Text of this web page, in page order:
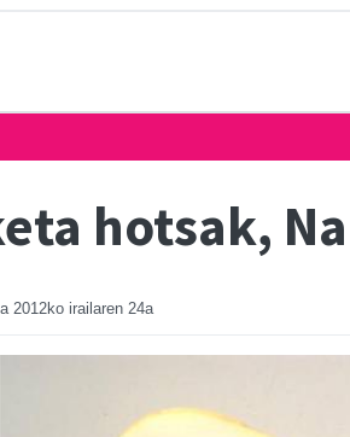
hotsak,
2012ko irailaren 24a